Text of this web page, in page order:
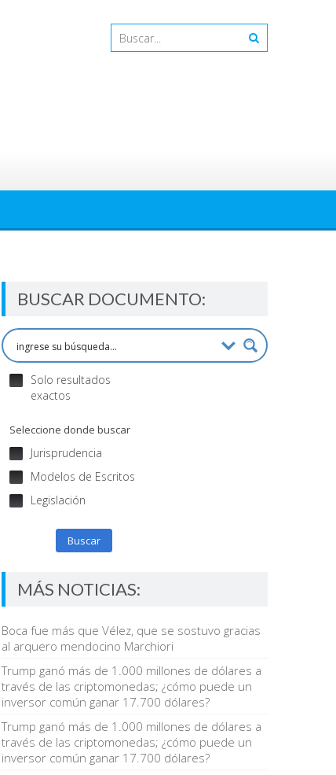
BUSCAR DOCUMENTO:
Solo resultados
exactos
Seleccione donde buscar
Jurisprudencia
Modelos de Escritos
Legislación
Buscar
MÁS NOTICIAS:
Boca fue más que Vélez, que se sostuvo gracias
al arquero mendocino Marchiori
Trump ganó más de 1.000 millones de dólares a
través de las criptomonedas; ¿cómo puede un
inversor común ganar 17.700 dólares?
Trump ganó más de 1.000 millones de dólares a
través de las criptomonedas; ¿cómo puede un
inversor común ganar 17.700 dólares?